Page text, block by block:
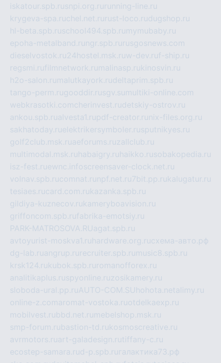
iskatour.spb.rusnpi.org.ru running-line.ru
krygeva-spa.ruchel.net.ru rust-loco.rudugshop.ru
hl-beta.spb.ruschool494.spb.ru mymubaby.ru
epoha-metalband.ru ngr.spb.ru rusgosnews.com
dieselvostok.ru24hostel.msk.ruw-dev.ruf-ship.ru
regsmi.rufilmnetwork.ru malinasp.rukinosvin.ru
h2o-salon.ru malutkayork.rudeltaprim.spb.ru
tango-perm.rugooddir.rusgv.su multiki-online.com
webkrasotki.comcherinvest.rudetskiy-ostrov.ru
ankou.spb.rualvesta1.rupdf-creator.ru nix-files.org.ru
sakhatoday.ruelektrikersymboler.rusputnikyes.ru
golf2club.msk.ruaeforums.ruzallclub.ru
multimodal.msk.ru habaigry.ru haikko.rusobakopedia.ru
isz-fest.ruewnc.infoscreensaver-clock.net.ru
volnav.spb.rucomnat.ru npf.net.ru7bit.pp.rukalugatur.ru
tesiaes.rucard.com.rukazanka.spb.ru
gildiya-kuznecov.rukameryboavision.ru
griffoncom.spb.rufabrika-emotsiy.ru
PARK-MATROSOVA.RUagat.spb.ru
avtoyurist-moskva1.ru hardware.org.ruсхема-авто.рф
dg-lab.ruangrup.ru recruiter.spb.ru music8.spb.ru
krsk124.rukubok.spb.ru romanofforex.ru
analitikaplus.ruspyonline.ruzosikamery.ru
sloboda-ural.pp.ruAUTO-COM.SU hohota.netalimy.ru
online-z.comaromat-vostoka.ruotdelkaexp.ru
mobilvest.rubbd.net.ru mebelshop.msk.ru
smp-forum.rubastion-td.rukosmoscreative.ru
avrmotors.ruart-galadesign.rutiffany-c.ru
ecostep-samara.rud-p.spb.ru галактика73.рф